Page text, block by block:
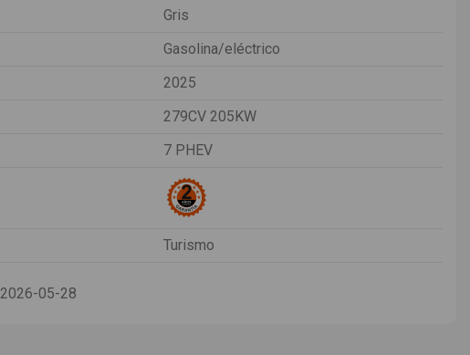
Gris
Gasolina/eléctrico
2025
279CV 205KW
7 PHEV
Turismo
2026-05-28